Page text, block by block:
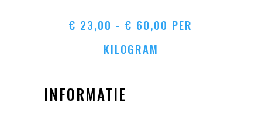
€ 23,00 - € 60,00 PRIJSKLASSE:
PER
KILOGRAM
INFORMATIE